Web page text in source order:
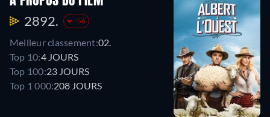
2892. -56
Meilleur classement:02.
Top 10:4 JOURS
Top 100:23 JOURS
Top 1 000:208 JOURS